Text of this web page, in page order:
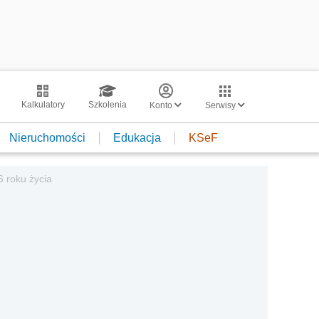
Kalkulatory Szkolenia Konto Serwisy
Nieruchomości Edukacja KSeF
roku życia